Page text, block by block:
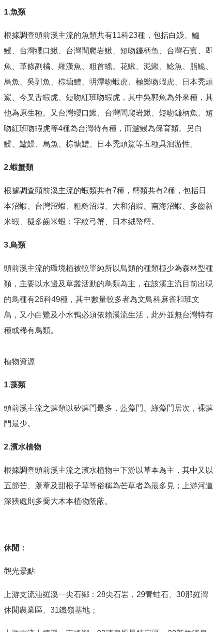
1.魚類
根據調查頭前溪主流的魚類共有11科23種，包括白鰻、鱸
鰻、台灣纓口鰍、台灣間爬岩鰍、短吻鐮柄魚、台灣石賓、即
魚、革條副橘、羅漢魚、粗首蠟、花鰍、泥鰍、鯰魚、脂鮠、
烏魚、吳郭魚、棕塘鱧、明潭吻蝦虎、極樂吻蝦虎、日本禿頭
鯊、今叉舌蝦虎、短吻紅班吻蝦虎，其中吳郭魚為外來種，其
他為原生種。又台灣纓口鰍、台灣間爬岩鰍、短吻鐮柄魚、短
吻紅班吻蝦虎等4種為台灣特有種，而鱸鰻為保育類。另白
鰻、鱸鰻、烏魚、棕塘鱧、日本禿頭鯊等五種具洄游性。
2.蝦蟹類
根據調查頭前溪主流的蝦類共有7種，蟹類共有2種，包括日
本沼蝦、台灣沼蝦、粗糙沼蝦、大和沼蝦、南海沼蝦、多齒新
米蝦、擬多齒米蝦；字紋弓蟹、日本絨螯蟹。
3.鳥類
頭前溪主流的環境植被較單純所以鳥類的種類極少為森林型種
類，主要以水邊及草叢活動的鳥類為主，在該溪主流目前出現
的鳥種有26科49種，其中數量較多者為文鳥科麻雀和班文
鳥，又小白鷺及小水鴨必須依賴溪流生活，此外並無台灣特有
種或稀有鳥類。
植物資源
1.藻類
頭前溪主流之藻類以矽藻門最多，藍藻門、綠藻門居次，裸藻
門最少。
2.濱水植物
根據調查頭前溪主流之濱水植物中下游以草本為主，其中又以
五節芒、蘆葦及甜根子草等俗稱為芒草者為最多見；上游河道
深狹處則多喬大木本植物蔭蔽。
休閒：
觀光景點
上游支流油羅溪—尖石鄉：28尖石岩，29青蛙石、30那羅灣
休閒農業區、31鐵嶺基地；